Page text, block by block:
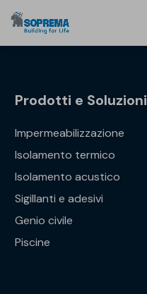
Prodotti e Soluzioni
Impermeabilizzazione
Isolamento termico
Isolamento acustico
Sigillanti e adesivi
Genio civile
Piscine